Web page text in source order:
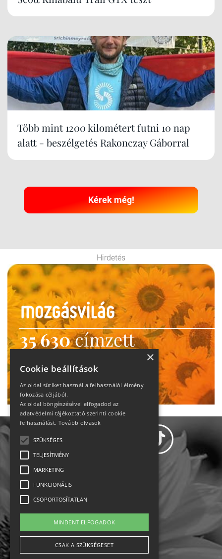
Több mint 1200 kilométert futni 10 nap
alatt - beszélgetés Rakonczay Gáborral
Kérek még!
Hirdetés
35 630címzett
heti motiváció
Ne maradj le!
Állásajánlatok
Impresszum-kapcsolat
Jogi nyilatkozat
×
Cookie beállítások
Az oldal sütiket használ a felhasználói élmény
fokozása céljából.
Az oldal böngészésével elfogadod az
adatvédelmi tájékoztató szerinti cookie
felhasználást. Tovább olvasok
SZÜKSÉGES
TELJESÍTMÉNY
MARKETING
FUNKCIONÁLIS
CSOPORTOSÍTATLAN
MINDENT ELFOGADOK
CSAK A SZÜKSÉGESET